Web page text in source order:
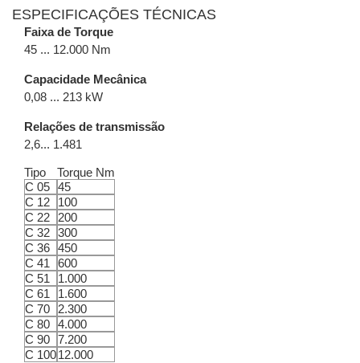
ESPECIFICAÇÕES TÉCNICAS
Faixa de Torque
45 ... 12.000 Nm
Capacidade Mecânica
0,08 ... 213 kW
Relações de transmissão
2,6... 1.481
Tipo
Torque Nm
C 05 45
C 12
100
C 22
200
C 32 300
C 36 450
C 41
600
C 51
1.000
C 61
1.600
C 70
2.300
C 80 4.000
C 90 7.200
C 10012.000